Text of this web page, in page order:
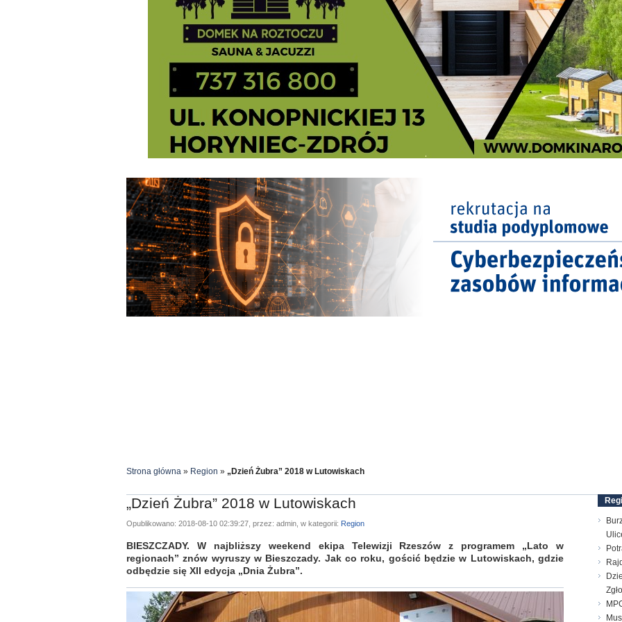
Strona główna » Region » „Dzień Żubra” 2018 w Lutowiskach
„Dzień Żubra” 2018 w Lutowiskach
Opublikowano: 2018-08-10 02:39:27, przez: admin, w kategorii: Region
BIESZCZADY. W najbliższy weekend ekipa Telewizji Rzeszów z programem „Lato w
regionach” znów wyruszy w Bieszczady. Jak co roku, gościć będzie w Lutowiskach, gdzie
odbędzie się XII edycja „Dnia Żubra”.